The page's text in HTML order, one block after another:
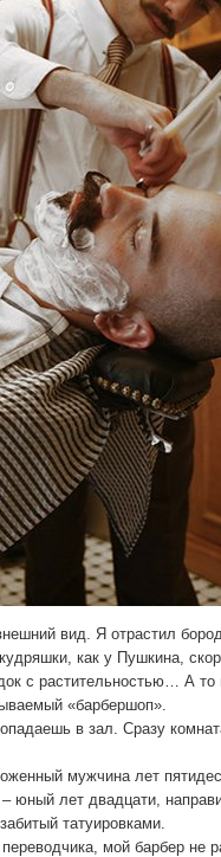
вид. Я отрастил
как у Пушкина,
с растительностью… А то
«барбершоп».
в зал. Сразу
мужчина лет
юный лет двадцати,
татуировками.
мой барбер не